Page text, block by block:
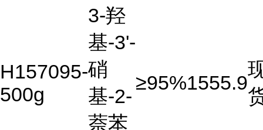
H157095-
500g
3-羟
基-3'-
硝
基-2-
萘苯
≥95%1555.9